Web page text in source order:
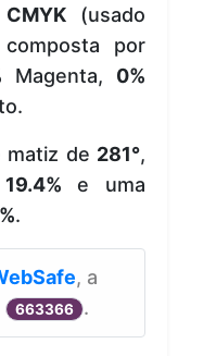
CMYK(usado
por
Magenta, 0%
matiz de 281°,
19.4% e uma
.
, a
663366 .